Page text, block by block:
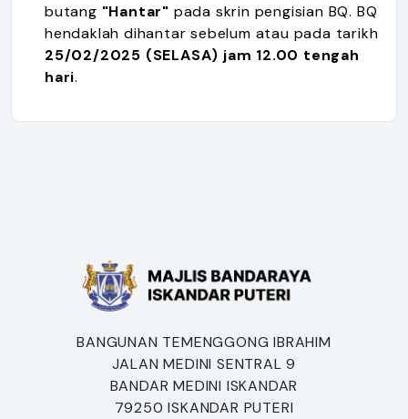
butang "Hantar" pada skrin pengisian BQ. BQ
hendaklah dihantar sebelum atau pada tarikh
25/02/2025 (SELASA) jam 12.00 tengah
hari.
BANGUNAN TEMENGGONG IBRAHIM
JALAN MEDINI SENTRAL 9
BANDAR MEDINI ISKANDAR
79250 ISKANDAR PUTERI